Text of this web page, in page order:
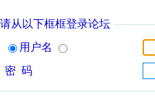
请从以下框框登录论坛
用户名
密 码